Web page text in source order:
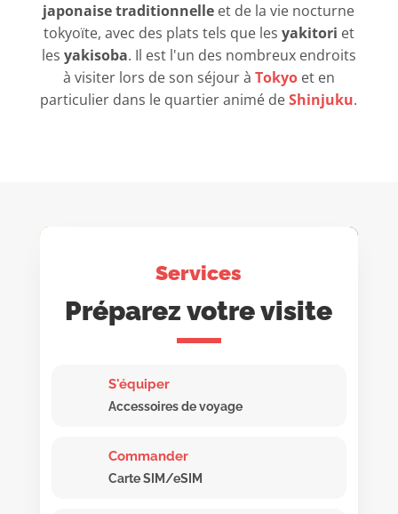
japonaise traditionnelle et de la vie nocturne
tokyoïte, avec des plats tels que les yakitori et
les yakisoba. Il est l'un des nombreux endroits
à visiter lors de son séjour à Tokyoet en
particulier dans le quartier animé deShinjuku.
Services
Préparez votre visite
S'équiper
Accessoires de voyage
Commander
Carte SIM/eSIM